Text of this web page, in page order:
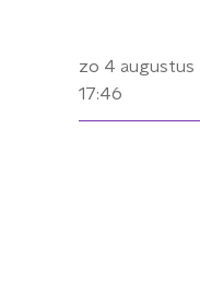
zo 4 augustus
17:46